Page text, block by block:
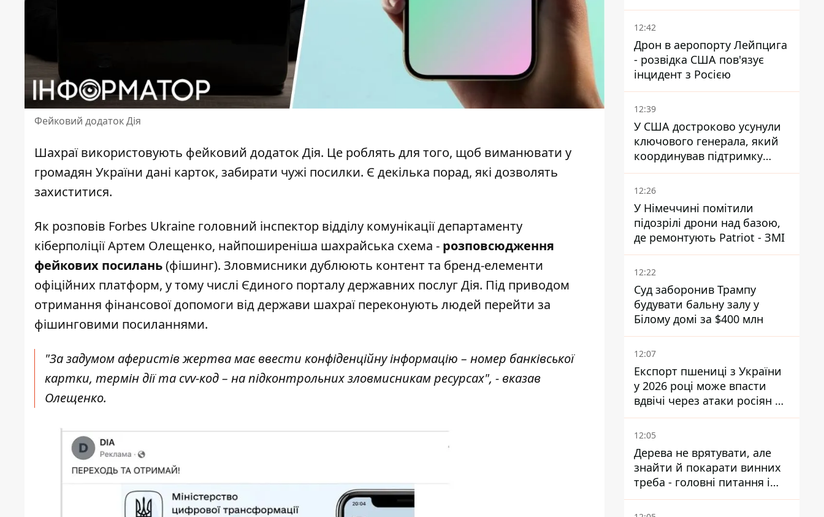
Фейковий додаток Дія
Шахраївикористовують фейковий додаток Дія. Це роблять для того, щоб виманювати у
громадян України дані карток, забирати чужі посилки. Є декілька порад, які дозволять
захиститися.
Як розповів Forbes Ukraine головний інспектор відділу комунікації департаменту
кіберполіції Артем Олещенко, найпоширеніша шахрайська схема - розповсюдження
фейкових посилань(фішинг). Зловмисники дублюють контент та бренд-елементи
офіційних платформ, у тому числі Єдиного порталу державних послуг Дія. Під приводом
отримання фінансової допомоги від держави шахраї переконують людей перейти за
фішинговими посиланнями.
"За задумом аферистів жертва має ввести конфіденційну інформацію – номер банківської
картки, термін дії та cvv-код – на підконтрольних зловмисникам ресурсах", - вказав
Олещенко.
понад 12 годин
12:42
Дрон в аеропорту Лейпцига
- розвідка США пов'язує
інцидент з Росією
12:39
У США достроково усунули
ключового генерала, який
координував підтримку
України - причину
замовчують
12:26
У Німеччині помітили
підозрілі дрони над базою,
де ремонтують Patriot - ЗМІ
12:22
Суд заборонив Трампу
будувати бальну залу у
Білому домі за $400 млн
12:07
Експорт пшениці з України
у 2026 році може впасти
вдвічі через атаки росіян по
портах
12:05
Дерева не врятувати, але
знайти й покарати винних
треба - головні питання і
висновки з конфлікту на
Теремках